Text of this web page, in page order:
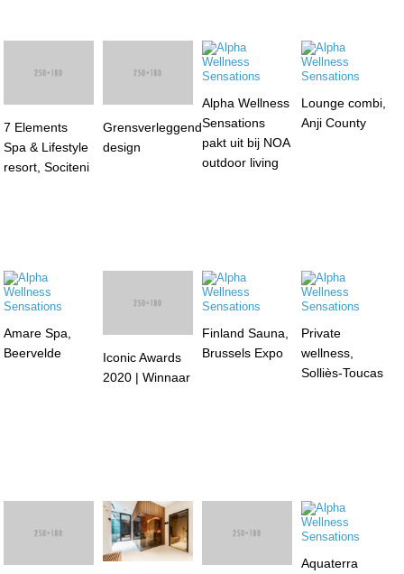
7 Elements
Spa & Lifestyle
resort, Sociteni
Grensverleggend
design
Alpha Wellness
Sensations
pakt uit bij NOA
outdoor living
Lounge combi,
Anji County
Amare Spa,
Beervelde
Iconic Awards
2020 | Winnaar
Finland Sauna,
Brussels Expo
Private
wellness,
Solliès-Toucas
Sport & Spa,
Aquaterra